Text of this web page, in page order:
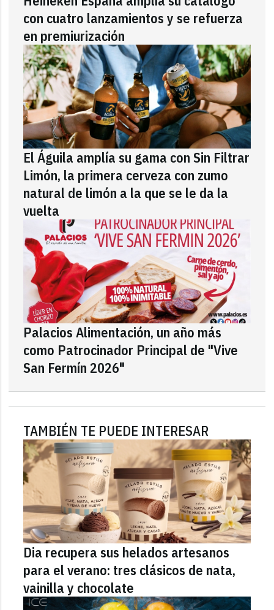
con cuatro lanzamientos y se refuerza
en premiurización
El Águila amplía su gama con Sin Filtrar
Limón, la primera cerveza con zumo
natural de limón a la que se le da la
vuelta
Palacios Alimentación, un año más
como Patrocinador Principal de "Vive
San Fermín 2026"
TAMBIÉN TE PUEDE INTERESAR
Dia recupera sus helados artesanos
para el verano: tres clásicos de nata,
vainilla y chocolate